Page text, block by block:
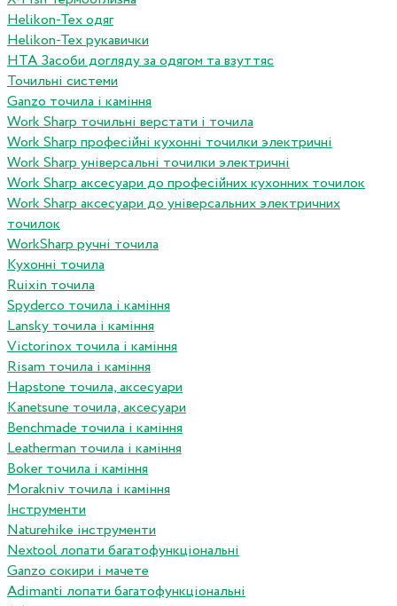
Helikon-Tex одяг
Helikon-Tex рукавички
HTA Засоби догляду за одягом та взуттяс
Точильні системи
Ganzo точила і каміння
Work Sharp точильні верстати і точила
Work Sharp професiйнi кухоннi точилки электричнi
Work Sharp унiверсальнi точилки электричнi
Work Sharp аксесуари до професiйних кухонних точилок
Work Sharp аксесуари до унiверсальних электричних
точилок
WorkSharp ручні точила
Кухонні точила
Ruixin точила
Spyderco точила і каміння
Lansky точила і каміння
Victorinox точила і каміння
Risam точила і каміння
Hapstone точила, аксесуари
Kanetsune точила, аксесуари
Benchmade точила і каміння
Leatherman точила і каміння
Boker точила і каміння
Morakniv точила і каміння
Інструменти
Naturehike інструменти
Nextool лопати багатофункціональні
Ganzo сокири і мачете
Adimanti лопати багатофункціональні